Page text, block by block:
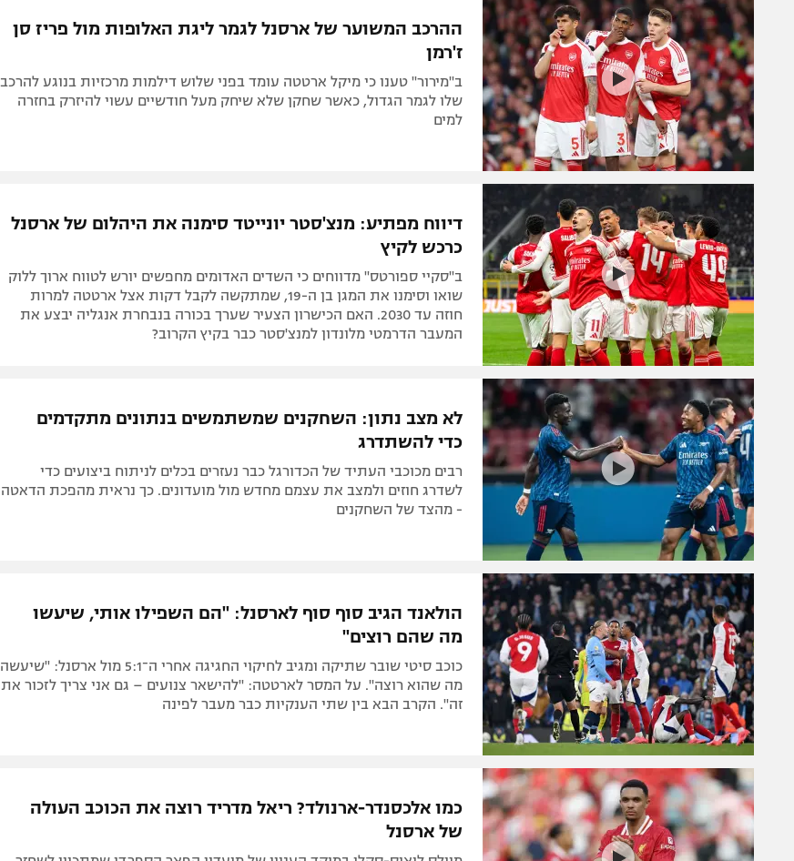
תקנון משתתפים וזוכים בפרסים
תקנון עבור פעילות אלקטרה
תקנון עבור פעילות ספורט 1 – "מרלן"
טניס
גיימינג E-Sports
תנאי שימוש
מדיניות פרטיות
תקנון פעילות ספורט 1
רשיון להקרנה פומבית לבית עסק
הצטרפות לחבילת הערוצים
לוח דרושים – ג'ובנט
תגיות
המגזין
הפועל באר שבע
מכבי נתניה
ליגות נוספות
ההרכב המשוער של ארסנל לגמר ליגת האלופות מול פריז סן
ז'רמן
ב"מירור" טענו כי מיקל ארטטה עומד בפני שלוש דילמות מרכזיות בנוגע להרכב
שלו לגמר הגדול, כאשר שחקן שלא שיחק מעל חודשיים עשוי להיזרק בחזרה
למים
דיווח מפתיע: מנצ'סטר יונייטד סימנה את היהלום של ארסנל
כרכש לקיץ
ב"סקיי ספורטס" מדווחים כי השדים האדומים מחפשים יורש לטווח ארוך ללוק
שואו וסימנו את המגן בן ה-19, שמתקשה לקבל דקות אצל ארטטה למרות
חוזה עד 2030. האם הכישרון הצעיר שערך בכורה בנבחרת אנגליה יבצע את
המעבר הדרמטי מלונדון למנצ'סטר כבר בקיץ הקרוב?
לא מצב נתון: השחקנים שמשתמשים בנתונים מתקדמים
כדי להשתדרג
רבים מכוכבי העתיד של הכדורגל כבר נעזרים בכלים לניתוח ביצועים כדי
לשדרג חוזים ולמצב את עצמם מחדש מול מועדונים. כך נראית מהפכת הדאטה
- מהצד של השחקנים
הולאנד הגיב סוף סוף לארסנל: "הם השפילו אותי, שיעשו
מה שהם רוצים"
כוכב סיטי שובר שתיקה ומגיב לחיקוי החגיגה אחרי ה־5:1 מול ארסנל: "שיעשה
מה שהוא רוצה". על המסר לארטטה: "להישאר צנועים – גם אני צריך לזכור את
זה". הקרב הבא בין שתי הענקיות כבר מעבר לפינה
כמו אלכסנדר-ארנולד? ריאל מדריד רוצה את הכוכב העולה
של ארסנל